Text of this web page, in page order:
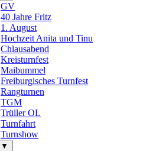
GV
40 Jahre Fritz
1. August
Hochzeit Anita und Tinu
Chlausabend
Kreisturnfest
Maibummel
Freiburgisches Turnfest
Rangturnen
TGM
Trüller OL
Turnfahrt
Turnshow
▼